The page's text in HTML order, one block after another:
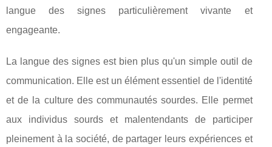
langue des signes particulièrement vivante et
engageante.
La langue des signes est bien plus qu'un simple outil de
communication. Elle est un élément essentiel de l'identité
et de la culture des communautés sourdes. Elle permet
aux individus sourds et malentendants de participer
pleinement à la société, de partager leurs expériences et